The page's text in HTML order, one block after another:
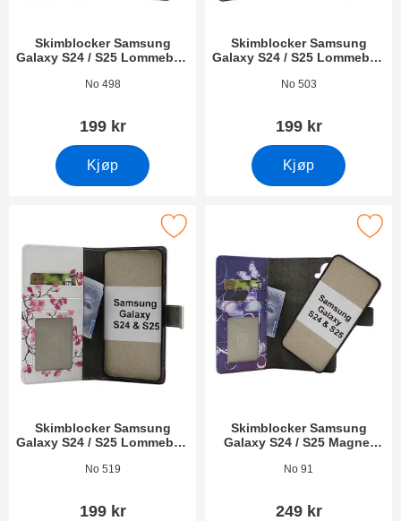
Skimblocker Samsung
Galaxy S24 / S25 Lommebok
Varenummer 52706
No 498
199 kr
Kjøp
Skimblocker Samsung
Galaxy S24 / S25 Lommebok
Varenummer 52707
No 503
199 kr
Kjøp
Skimblocker Samsung
Galaxy S24 / S25 Lommebok
Varenummer 52708
No 519
199 kr
Samsung Galaxy S24 / S25 Lommebok Deksel Design som
Skimblocker Samsung
Galaxy S24 / S25 Magnet
Varenummer 52709
No 91
249 kr
Merk skimblocker Samsung Galaxy S24 / S25